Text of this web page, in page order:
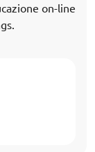
on-line